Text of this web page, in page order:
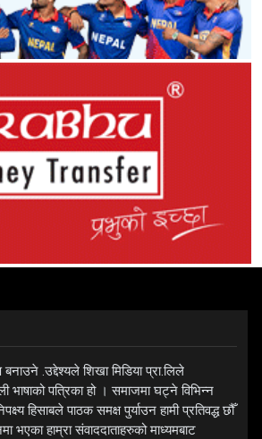
बनाउने .उद्देश्यले शिखा मिडिया प्रा.लिले
भाषाको पत्रिका हो । समाजमा घट्ने विभिन्न
हिसाबले पाठक समक्ष पुर्याउन हामी प्रतिवद्ध छौँ
भएका हाम्रा संवाददाताहरुको माध्यमबाट